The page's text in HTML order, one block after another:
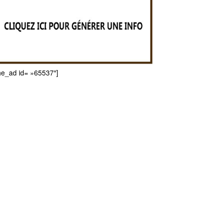
id= »65537″]